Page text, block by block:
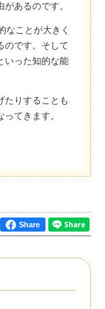
あるのです。
なことが大きく
のです。そして
いった知的な能
たりすることも
てきます。
Share